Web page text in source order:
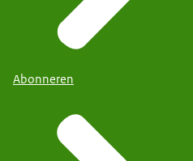
Abonneren